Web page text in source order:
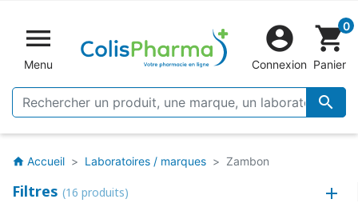

Menu


Connexion
shopping_cart0
Panier
home Accueil Laboratoires / marques Zambon
Filtres (16 produits)